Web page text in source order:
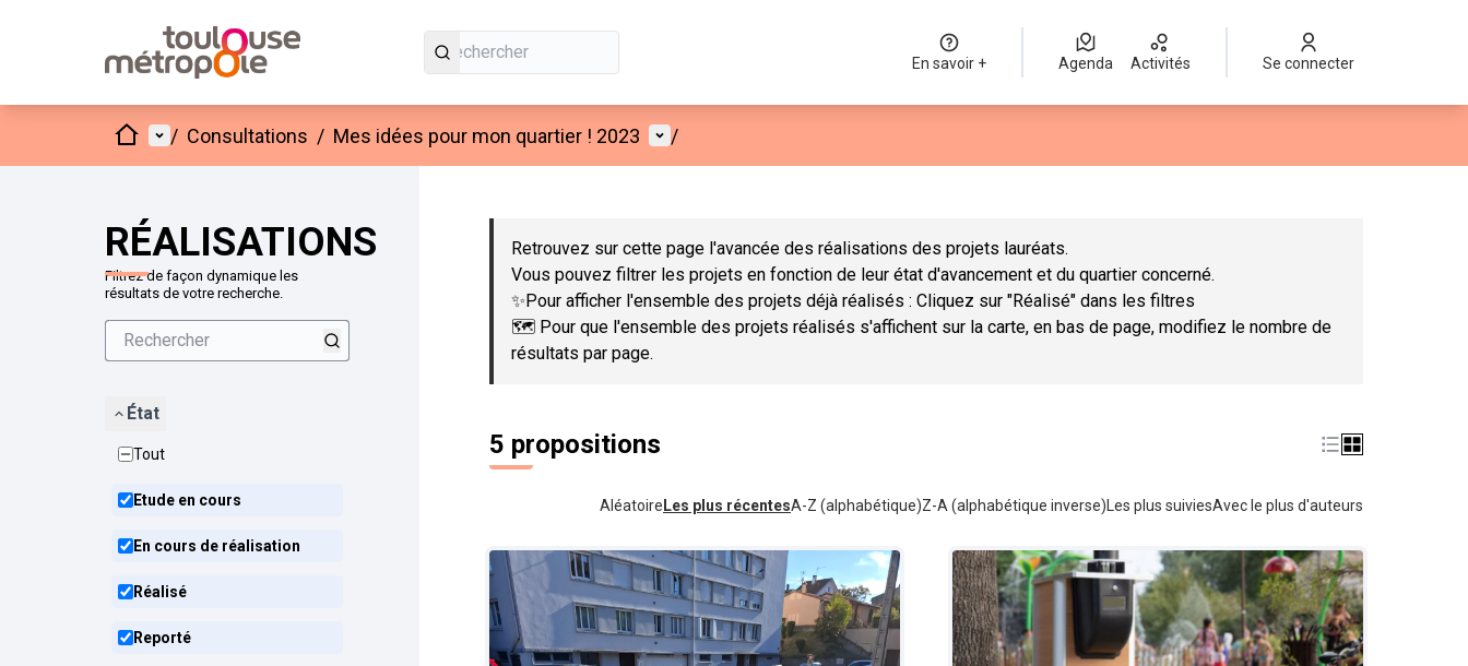
En savoir + Agenda Activités Se connecter
AccueilMenu principal
/ Consultations / Mes idées pour mon quartier ! 2023 Menu utilisateur
/
RÉALISATIONS
Filtrez de façon dynamique les
résultats de votre recherche.
État
Tout
Etude en cours
En cours de réalisation
Réalisé
Reporté
Passer la carte
Retrouvez sur cette page l'avancée des réalisations des projets lauréats.
Vous pouvez filtrer les projets en fonction de leur état d'avancement et du quartier concerné.
✨Pour afficher l'ensemble des projets déjà réalisés : Cliquez sur "Réalisé" dans les filtres
🗺️ Pour que l'ensemble des projets réalisés s'affichent sur la carte, en bas de page, modifiez le nombre de
résultats par page.
5 propositions
Aléatoire Les plus récentesA-Z (alphabétique)Z-A (alphabétique inverse) Les plus suiviesAvec le plus d'auteurs